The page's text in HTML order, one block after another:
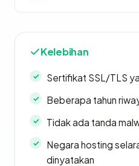
Kelebihan
Sertifikat SSL/TLS
Beberapa tahun
Tidak ada tanda
Negara hosting
dinyatakan